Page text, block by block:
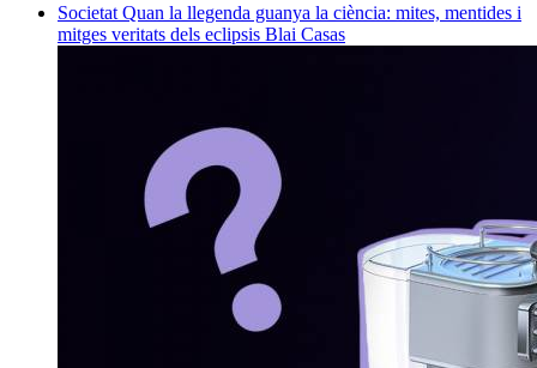
Societat Quan la llegenda guanya la ciència: mites, mentides i
mitges veritats dels eclipsis Blai Casas